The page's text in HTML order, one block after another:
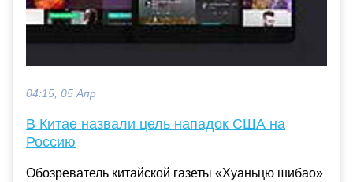
04:15, 05 Апр
В Китае назвали цель нападок США на
Россию
Обозреватель китайской газеты «Хуаньцю шибао»